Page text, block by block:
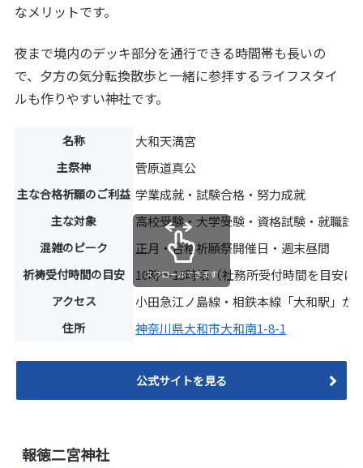
なメリットです。
夜まで境内のデッキ部分を通行できる時間帯も長いの
で、夕方の気分転換散歩と一緒に参拝するライフスタイ
ルも作りやすい神社です。
名称 大和天満宮
主祭神 菅原道真公
主な合格祈願のご利益 学業成就・試験合格・努力成就
主な対象 高校受験・大学受験・資格試験・就職試
混雑のピーク 正月・合格祈願祭開催日・週末昼間
祈祷受付時間の目安 10時〜15時頃（社務所受付時間を目安に
アクセス 小田急江ノ島線・相鉄本線「大和駅」か
住所 神奈川県大和市大和南1-8-1
スクロールできます
公式サイトを見る
報徳二宮神社